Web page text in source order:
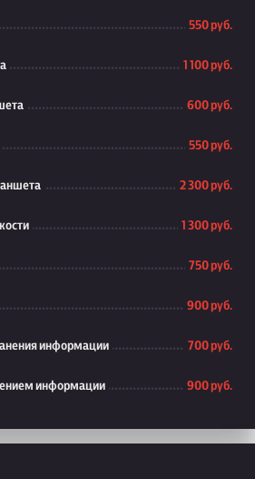
550 руб.
1 100 руб.
600 руб.
550 руб.
2 300 руб.
1 300 руб.
750 руб.
900 руб.
информации 700 руб.
информации 900 руб.